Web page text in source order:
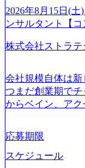
2026年8月15日(
ンサルタント【コ
株式会社ストラ
会社規模自体は
つまだ創業期で
からベイン、ア
が続々ジョイン
事業会社機能へ携
生、メディアなど
応募期限
スケジュール